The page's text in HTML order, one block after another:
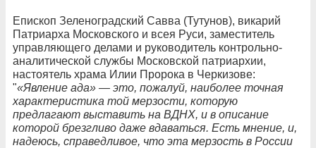
Епископ Зеленоградский Савва (Тутунов), викарий
Патриарха Московского и всея Руси, заместитель
управляющего делами и руководитель контрольно-
аналитической службы Московской патриархии,
настоятель храма Илии Пророка в Черкизове:
"«Явление ада» — это, пожалуй, наиболее точная
характеристика той мерзости, которую
предлагают выставить на ВДНХ, и в описание
которой брезгливо даже вдаваться. Есть мнение, и,
надеюсь, справедливое, что эта мерзость в России